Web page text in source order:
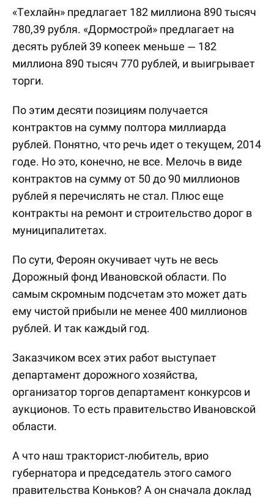
«Техлайн» предлагает 182 миллиона 890 тысяч
780,39 рубля. «Дормострой» предлагает на
десять рублей 39 копеек меньше — 182
миллиона 890 тысяч 770 рублей, и выигрывает
торги.
По этим десяти позициям получается
контрактов на сумму полтора миллиарда
рублей. Понятно, что речь идет о текущем, 2014
годе. Но это, конечно, не все. Мелочь в виде
контрактов на сумму от 50 до 90 миллионов
рублей я перечислять не стал. Плюс еще
контракты на ремонт и строительство дорог в
муниципалитетах.
По сути, Фероян окучивает чуть не весь
Дорожный фонд Ивановской области. По
самым скромным подсчетам это может дать
ему чистой прибыли не менее 400 миллионов
рублей. И так каждый год.
Заказчиком всех этих работ выступает
департамент дорожного хозяйства,
организатор торгов департамент конкурсов и
аукционов. То есть правительство Ивановской
области.
А что наш тракторист-любитель, врио
губернатора и председатель этого самого
правительства Коньков? А он сначала доклад